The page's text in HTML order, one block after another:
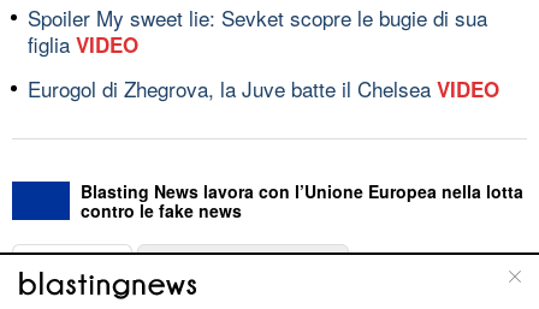
Spoiler My sweet lie: Sevket scopre le bugie di sua
figlia VIDEO
Eurogol di Zhegrova, la Juve batte il Chelsea VIDEO
Blasting News lavora con l’Unione Europea nella lotta
contro le fake news
ABOUT